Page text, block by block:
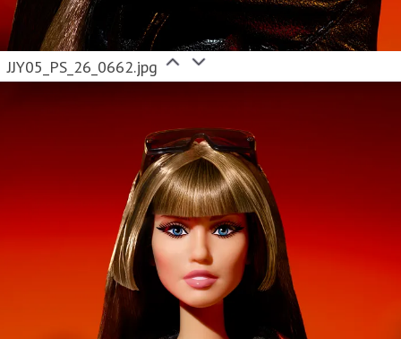
JJY05_PS_26_0662.jpg